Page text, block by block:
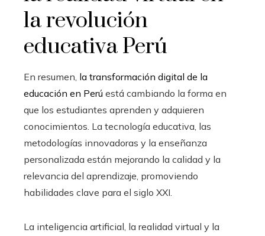
la revolución
educativa Perú
En resumen, la transformación digital de la
educación en Perú está cambiando la forma en
que los estudiantes aprenden y adquieren
conocimientos. La tecnología educativa, las
metodologías innovadoras y la enseñanza
personalizada están mejorando la calidad y la
relevancia del aprendizaje, promoviendo
habilidades clave para el siglo XXI.
La inteligencia artificial, la realidad virtual y la